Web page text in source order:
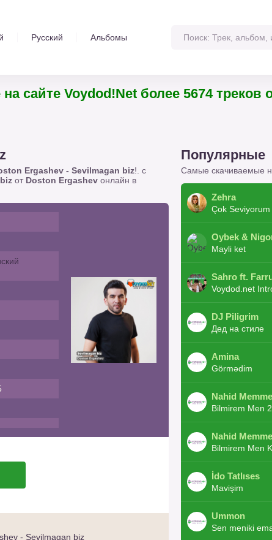
Русский Альбомы
Voydod!Net более 5674 треков от
Ergashev - Sevilmagan biz!. с
от Doston Ergashev онлайн в
- Sevilmagan biz
Популярные
Самые скачиваемые
Zehra
Çok Seviyorum
Oybek &
Mayli ket
Voydod.net
DJ Piligrim
Дед на стиле
Amina
Görmədim
Nahid
Bilmirem Men
Nahid
İdo Tatlıses
Mavişim
Ummon
Sen meniki